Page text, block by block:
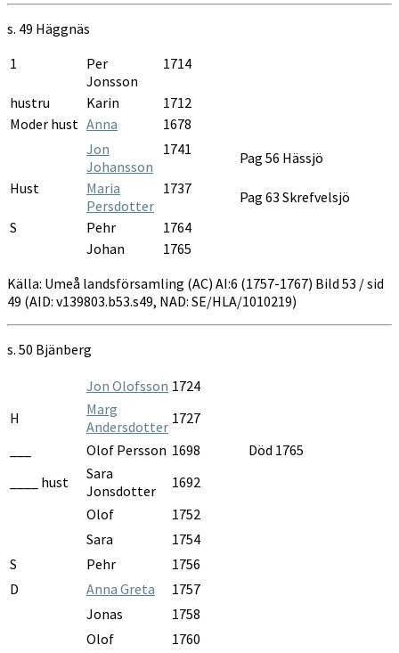
s. 49 Häggnäs
1
Per
Jonsson
1714
hustru Karin
1712
Moder hust Anna
1678
Jon
Johansson
1741
Pag 56 Hässjö
Hust
Maria
Persdotter
1737
Pag 63 Skrefvelsjö
S
Pehr
1764
Johan
1765
Källa: Umeå landsförsamling (AC) AI:6 (1757-1767) Bild 53 / sid
49 (AID: v139803.b53.s49, NAD: SE/HLA/1010219)
s. 50 Bjänberg
Jon Olofsson 1724
H
Marg
Andersdotter 1727
Olof Persson 1698
Död 1765
____ hust
Sara
Jonsdotter
1692
Olof
1752
Sara
1754
S
Pehr
1756
D
Anna Greta
1757
Jonas
1758
Olof
1760